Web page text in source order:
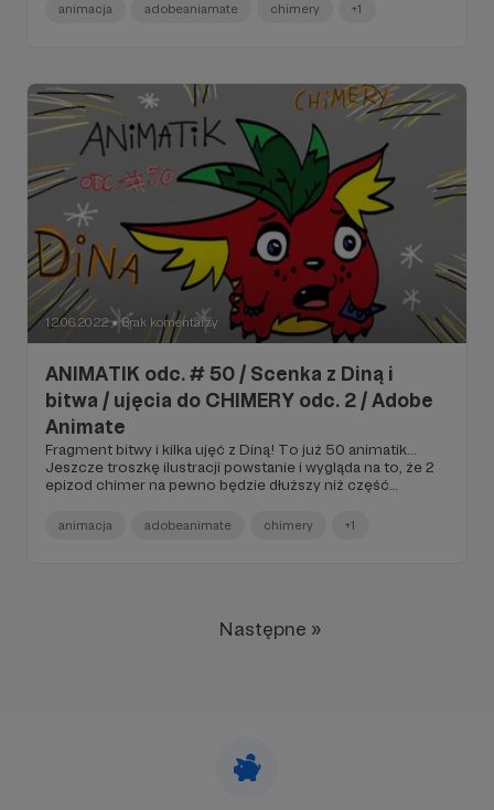
animacja adobeaniamate chimery +1
12.06.2022 ● Brak komentarzy
ANIMATIK odc. # 50 / Scenka z Diną i
bitwa / ujęcia do CHIMERY odc. 2 / Adobe
Animate
Fragment bitwy i kilka ujęć z Diną! To już 50 animatik...
Jeszcze troszkę ilustracji powstanie i wygląda na to, że 2
epizod chimer na pewno będzie dłuższy niż część
animacja adobeanimate chimery +1
Następne »